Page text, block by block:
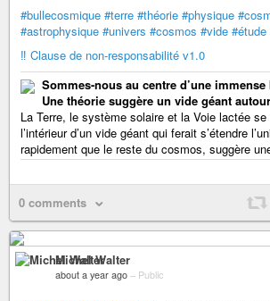
#bullecosmique #terre #théorie #physique
#astrophysique #univers #cosmos #vide #étude
‼️ Clause de non-responsabilité v1.0
Sommes-nous au centre d’une
Une théorie suggère un vide géant
La Terre, le système solaire et la Voie lactée
l’intérieur d’un vide géant qui ferait s’étendre
rapidement que le reste du cosmos, suggère
0 comments
Michel Walter
about a year ago – Public